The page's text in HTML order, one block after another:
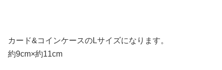
カード&コインケースのLサイズになります。
約9cm×約11cm